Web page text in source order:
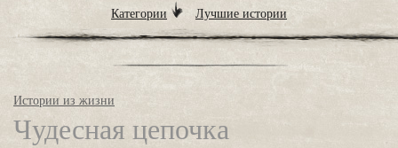
Категории Лучшие истории
Истории из жизни
Чудесная цепочка